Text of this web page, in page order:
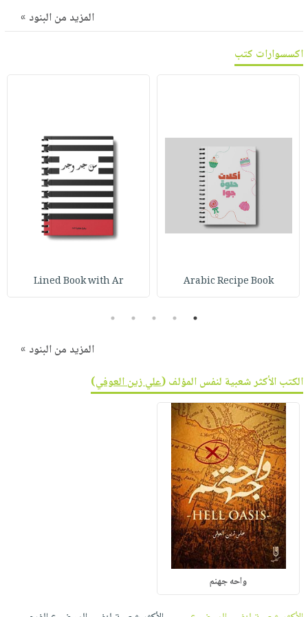
أطفال
مناسبات
أسئلة
يتكرر
طرحها
انشر
تواصل
نشرة
المزيد من البنود »
اكسسوارات كتب
Arabic Recipe Book
Lined Book with Ar
1
2
3
4
5
المزيد من البنود »
الكتب الأكثر شعبية لنفس المؤلف (علي زين العوفي)
واحه جهنم